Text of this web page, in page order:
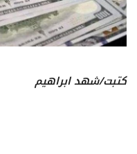
اتصالات وتكنولوجيا
شركات
فيديو وتوك شو
كتبت/شهد ابراهيم